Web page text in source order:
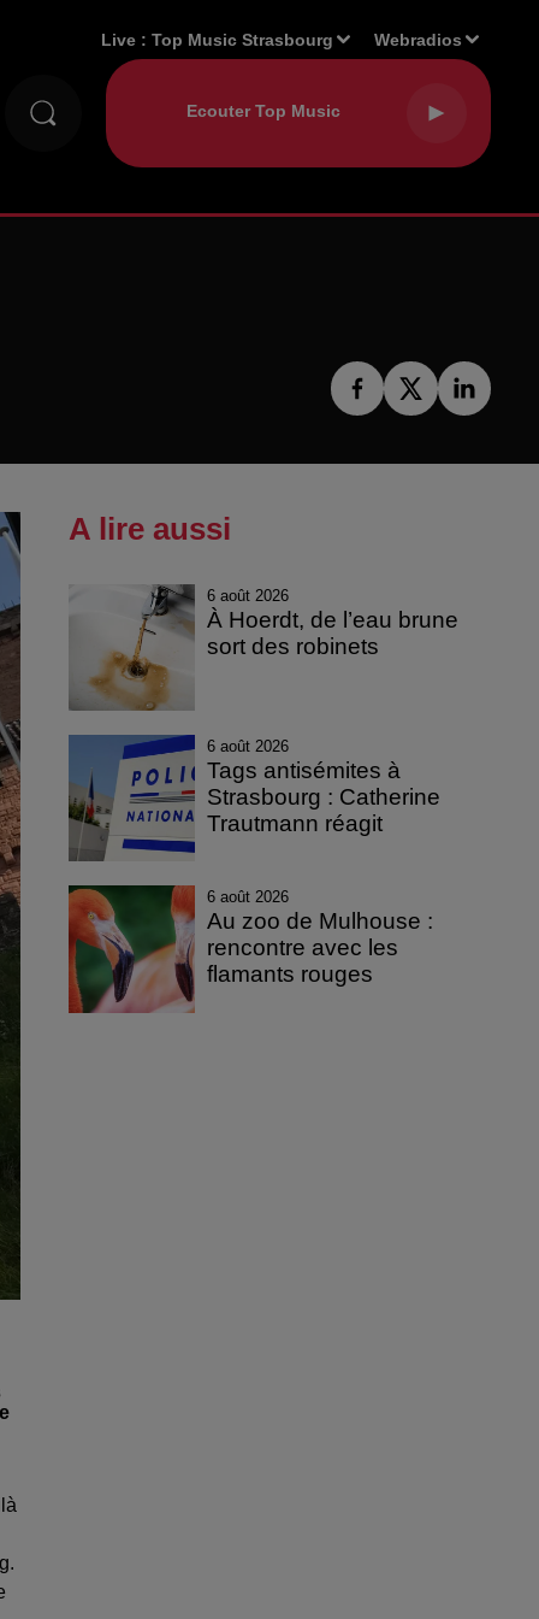
Live :Top Music Strasbourg Webradios
A lire aussi
6 août 2026
À Hoerdt, de l’eau brune
sort des robinets
6 août 2026
Tags antisémites à
Strasbourg : Catherine
Trautmann réagit
6 août 2026
Au zoo de Mulhouse :
rencontre avec les
flamants rouges